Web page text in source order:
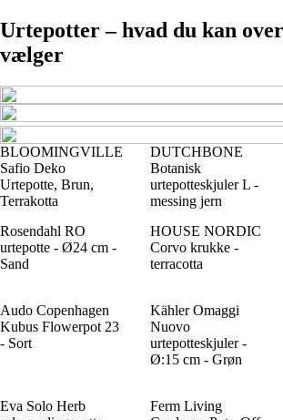
Urtepotter – hvad du kan
vælger
BLOOMINGVILLE
Safio Deko
Urtepotte, Brun,
Terrakotta
DUTCHBONE
Botanisk
urtepotteskjuler L -
messing jern
Rosendahl RO
urtepotte - Ø24 cm -
Sand
HOUSE NORDIC
Corvo krukke -
terracotta
Audo Copenhagen
Kubus Flowerpot 23
- Sort
Kähler Omaggi
Nuovo
urtepotteskjuler -
Ø:15 cm - Grøn
Eva Solo Herb
Ferm Living